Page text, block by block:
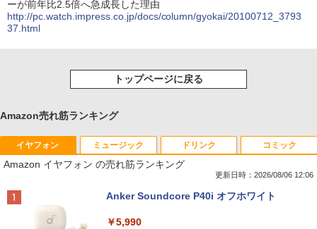
ーが前年比2.5倍へ急成長した理由
http://pc.watch.impress.co.jp/docs/column/gyokai/20100712_3793
37.html
トップページに戻る
Amazon売れ筋ランキング
イヤフォン
Amazon イヤフォン の売れ筋ランキング
更新日時：2026/08/06 12:06
Anker Soundcore P40i オフホワイト
￥5,990
ミュージック ドリンク コミック